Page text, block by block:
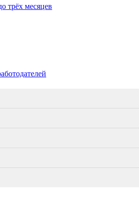
трёх месяцев